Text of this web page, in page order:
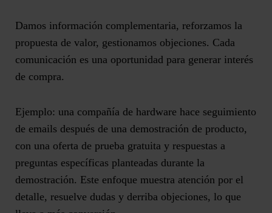
Damos información complementaria, reforzamos la
propuesta de valor, gestionamos objeciones. Cada
comunicación es una oportunidad para generar interés
de compra.
Ejemplo: una compañía de hardware hace seguimiento
de emails después de una demostración de producto,
con una oferta de prueba gratuita y respuestas a
preguntas específicas planteadas durante la
demostración. Este enfoque muestra atención por el
detalle, resuelve dudas y derriba objeciones, lo que